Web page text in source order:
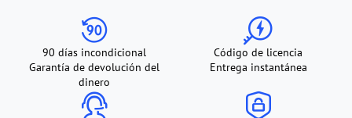
limpiar archivos basura,
triturar archivos, borrar
datos
Buscar y eliminar archivos
grandes, archivos
90 días incondicional
Garantía de devolución del
dinero
Código de licencia
Entrega instantánea